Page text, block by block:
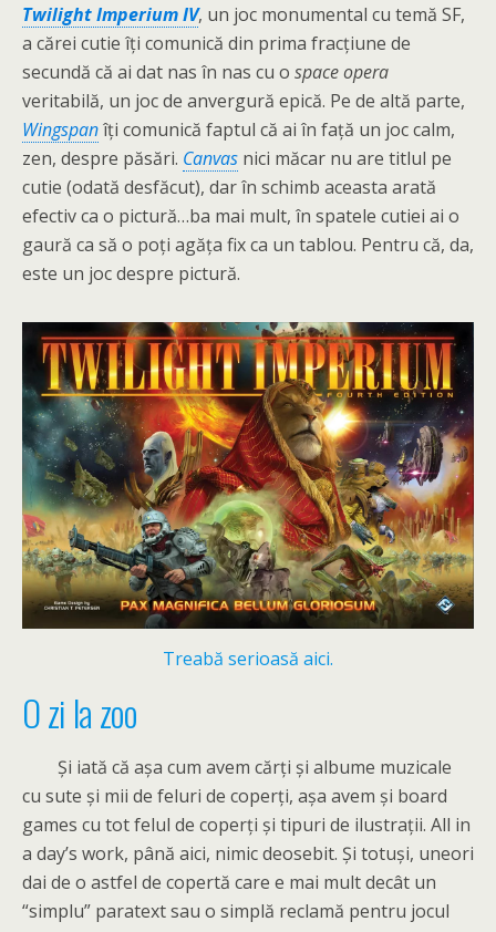
Twilight Imperium IV, un joc monumental cu temă SF,
a cărei cutie îți comunică din prima fracțiune de
secundă că ai dat nas în nas cu o space opera
veritabilă, un joc de anvergură epică. Pe de altă parte,
Wingspanîți comunică faptul că ai în față un joc calm,
zen, despre păsări. Canvas nici măcar nu are titlul pe
cutie (odată desfăcut), dar în schimb aceasta arată
efectiv ca o pictură…ba mai mult, în spatele cutiei ai o
gaură ca să o poți agăța fix ca un tablou. Pentru că, da,
este un joc despre pictură.
Treabă serioasă aici.
O zi la zoo
Și iată că așa cum avem cărți și albume muzicale
cu sute și mii de feluri de coperți, așa avem și board
games cu tot felul de coperți și tipuri de ilustrații. All in
a day’s work, până aici, nimic deosebit. Și totuși, uneori
dai de o astfel de copertă care e mai mult decât un
“simplu” paratext sau o simplă reclamă pentru jocul